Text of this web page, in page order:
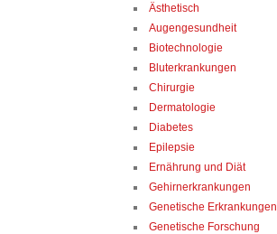
Ästhetisch
Augengesundheit
Biotechnologie
Bluterkrankungen
Chirurgie
Dermatologie
Diabetes
Epilepsie
Ernährung und Diät
Gehirnerkrankungen
Genetische Erkrankungen
Genetische Forschung